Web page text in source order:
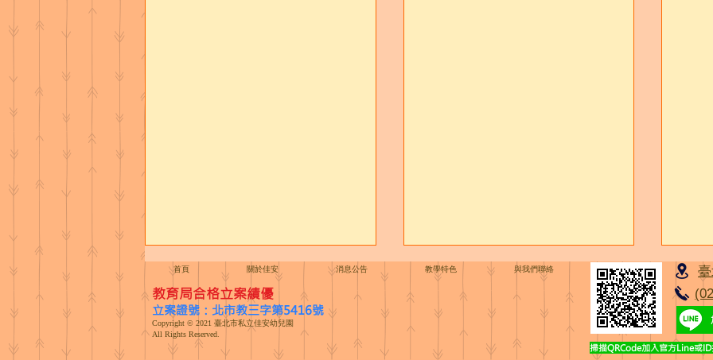
8月餐點內容 7月餐點內容 6月
首頁 關於佳安 消息公告 教學特色 與我們聯絡
​教育局合格立案績優
立案證號：北市教三字第5416號
Copyright © 2021 臺北市私立佳安幼兒園
All Rights Reserved.
掃描QRCode加入官方Line或